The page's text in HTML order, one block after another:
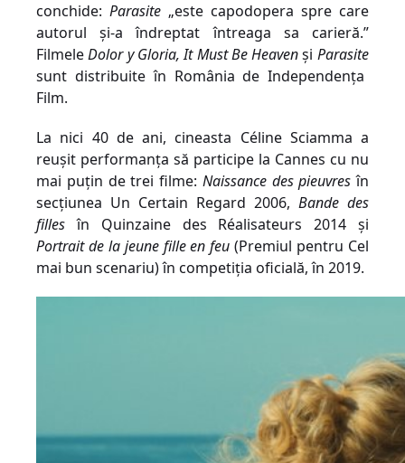
conchide: Parasite „este capodopera spre care
autorul și-a îndreptat întreaga sa carieră.”
FilmeleDolor y Gloria,It Must Be Heavenși Parasite
sunt distribuite în România deIndependența
Film.
La nici 40 de ani, cineasta Céline Sciamma a
reușit performanța să participe la Cannes cu nu
mai puțin de trei filme: Naissance des pieuvres în
secțiunea Un Certain Regard 2006, Bande des
filles în Quinzaine des Réalisateurs 2014 și
Portrait de la jeune fille en feu (Premiul pentru Cel
mai bun scenariu) în competiția oficială, în 2019.